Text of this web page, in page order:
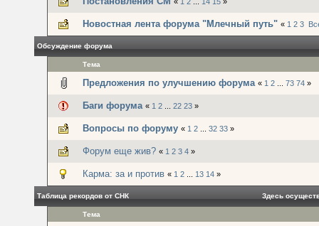
Новостная лента форума "Млечный путь" « 1 2 3
Обсуждение форума
Тема
Предложения по улучшению форума « 1 2 73 74 »
Баги форума « 1 2 22 23 »
Вопросы по форуму « 1 2 32 33 »
Форум еще жив? « 1 2 3 4 »
Карма: за и против « 1 2 13 14 »
Здесь
Таблица рекордов от СНК
Тема